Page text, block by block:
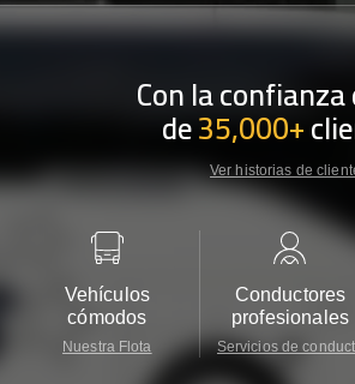
Con la
de35,000+
Ver historias de
Vehículos
cómodos
Nuestra Flota
Conductores
profesionales
Servicios de